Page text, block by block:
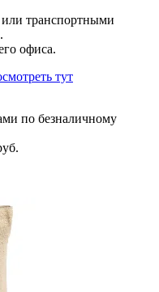
или транспортными
офиса.
тут
по безналичному